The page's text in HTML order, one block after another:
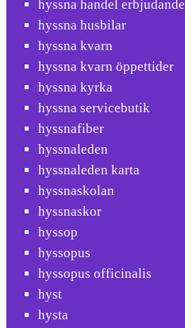
hyssna handel erbjudande
hyssna husbilar
hyssna kvarn
hyssna kvarn öppettider
hyssna kyrka
hyssna servicebutik
hyssnafiber
hyssnaleden
hyssnaleden karta
hyssnaskolan
hyssnaskor
hyssop
hyssopus
hyssopus officinalis
hyst
hysta